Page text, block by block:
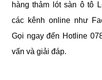
hàng thảm lót sàn ô tô
các kênh online như
Gọi ngay đến Hotline
vấn và giải đáp.